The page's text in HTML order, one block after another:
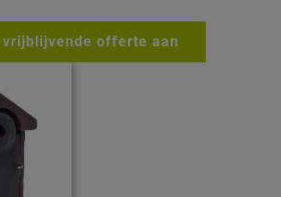
vrijblijvende offerte aan